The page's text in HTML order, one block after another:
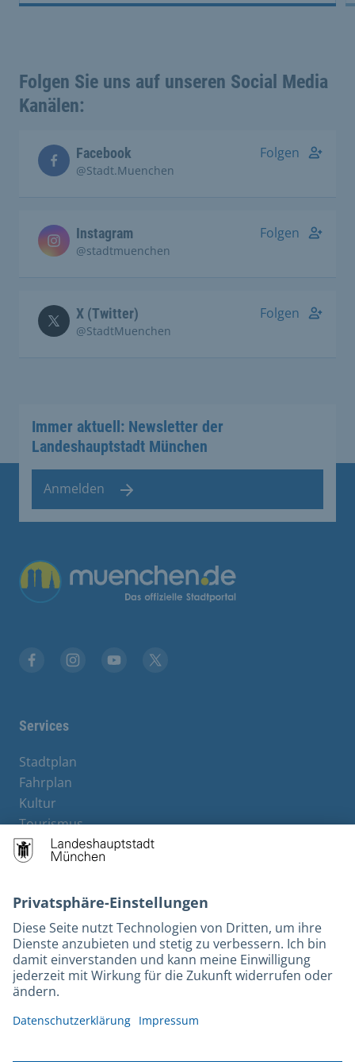
Folgen Sie uns auf unseren Social Media
Kanälen:
Facebook
@Stadt.Muenchen
Folgen
Instagram
@stadtmuenchen
Folgen
X (Twitter)
@StadtMuenchen
Folgen
Immer aktuell: Newsletter der
Landeshauptstadt München
Anmelden
Übergreifende Links
Services
Stadtplan
Fahrplan
Kultur
Tourismus
M-Strom
Bürgerservice
Rechtliches und Kontakt
Barrierefreiheit
Leichte Sprache
Gebärdensprache